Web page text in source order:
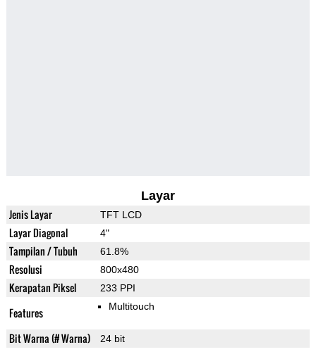
Layar
Jenis Layar TFT LCD
Layar Diagonal 4"
Tampilan / Tubuh 61.8%
Resolusi 800x480
Kerapatan Piksel 233 PPI
Features Multitouch
Bit Warna (# Warna) 24 bit